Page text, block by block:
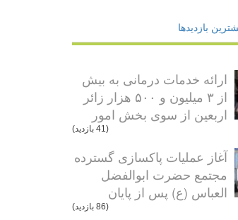
بازدیدها
ارائه خدمات درمانی به بیش
از ۳ میلیون و ۵۰۰ هزار زائر
اربعین از سوی بخش امور
(41 بازدید)
آغاز عملیات پاکسازی گسترده
مجتمع حضرت ابوالفضل
العباس (ع) پس از پایان
(86 بازدید)